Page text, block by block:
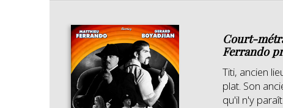
Court-
Ferrando
Titi, ancien
plat. Son
qu'il n'y